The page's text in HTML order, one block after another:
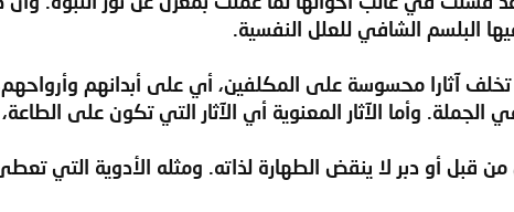
البلسم الشافي للعلل النفسية.
تخلف آثارا محسوسة على المكلفين، أي على أبدانهم
الجملة. وأما الآثار المعنوية أي الآثار التي تكون على
قبل أو دبر لا ينقض الطهارة لذاته. ومثله الأدوية التي